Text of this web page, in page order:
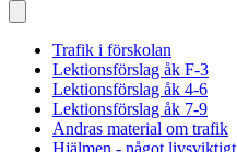
Trafik i förskolan
Lektionsförslag åk F-3
Lektionsförslag åk 4-6
Lektionsförslag åk 7-9
Andras material om trafik
Hjälmen - något livsviktigt